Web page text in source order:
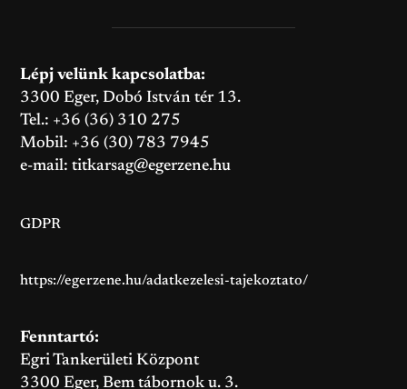
Lépj velünk kapcsolatba:
3300 Eger, Dobó István tér 13.
Tel.: +36 (36) 310 275
Mobil: +36 (30) 783 7945
e-mail:titkarsag@egerzene.hu
GDPR
https://egerzene.hu/adatkezelesi-tajekoztato/
Fenntartó:
Egri Tankerületi Központ
3300 Eger, Bem tábornok u. 3.